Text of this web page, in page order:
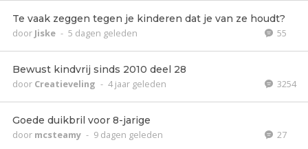
Te vaak zeggen tegen je kinderen dat je van ze houdt?
door Jiske - 5 dagen geleden 55
Bewust kindvrij sinds 2010 deel 28
door Creatieveling - 4 jaar geleden 3254
Goede duikbril voor 8-jarige
door mcsteamy - 9 dagen geleden 27